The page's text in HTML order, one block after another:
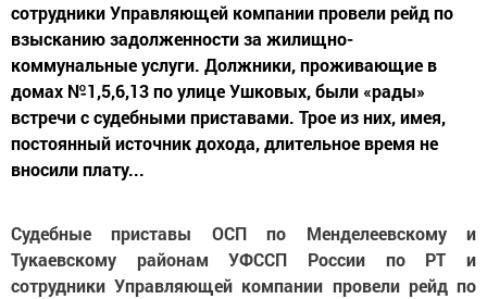
сотрудники Управляющей компании провели рейд по
взысканию задолженности за жилищно-
коммунальные услуги. Должники, проживающие в
домах №1,5,6,13 по улице Ушковых, были «рады»
встречи с судебными приставами. Трое из них, имея,
постоянный источник дохода, длительное время не
вносили плату...
Судебные приставы ОСП по Менделеевскому и
Тукаевскому районам УФССП России по РТ и
сотрудники Управляющей компании провели рейд по